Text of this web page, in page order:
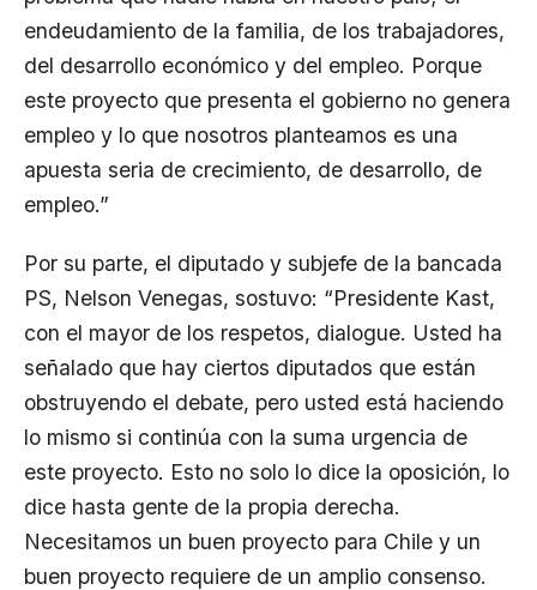
endeudamiento de la familia, de los trabajadores,
del desarrollo económico y del empleo. Porque
este proyecto que presenta el gobierno no genera
empleo y lo que nosotros planteamos es una
apuesta seria de crecimiento, de desarrollo, de
empleo.”
Por su parte, el diputado y subjefe de la bancada
PS, Nelson Venegas, sostuvo: “Presidente Kast,
con el mayor de los respetos, dialogue. Usted ha
señalado que hay ciertos diputados que están
obstruyendo el debate, pero usted está haciendo
lo mismo si continúa con la suma urgencia de
este proyecto. Esto no solo lo dice la oposición, lo
dice hasta gente de la propia derecha.
Necesitamos un buen proyecto para Chile y un
buen proyecto requiere de un amplio consenso.